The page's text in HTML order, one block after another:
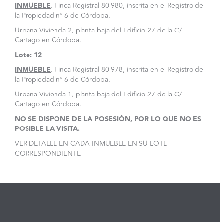
INMUEBLE. Finca Registral 80.980, inscrita en el Registro de
la Propiedad nº 6 de Córdoba.
Urbana Vivienda 2, planta baja del Edificio 27 de la C/
Cartago en Córdoba.
Lote: 12
INMUEBLE. Finca Registral 80.978, inscrita en el Registro de
la Propiedad nº 6 de Córdoba.
Urbana Vivienda 1, planta baja del Edificio 27 de la C/
Cartago en Córdoba.
NO SE DISPONE DE LA POSESIÓN, POR LO QUE NO ES
POSIBLE LA VISITA.
VER DETALLE EN CADA INMUEBLE EN SU LOTE
CORRESPONDIENTE